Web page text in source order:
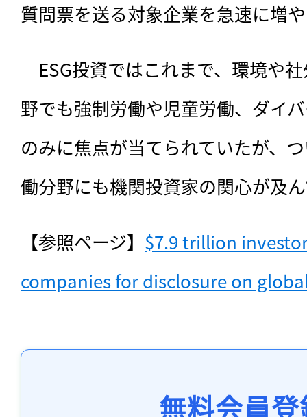
質問票を送る対象企業を急速に増
ESG投資ではこれまで、環境や
野でも強制労働や児童労働、ダイ
のみに焦点が当てられていたが、
働分野にも機関投資家の関心が
【参照ページ】 $7.9 trillion
companies for disclosure on
無料会員